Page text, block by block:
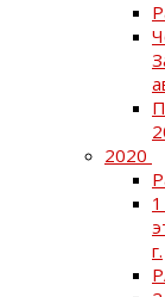
2020
г.